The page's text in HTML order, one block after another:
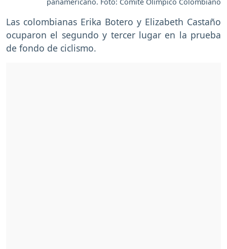
Las colombianas Erika Botero y Elizabeth Castaño
ocuparon el segundo y tercer lugar en la prueba
de fondo de ciclismo.